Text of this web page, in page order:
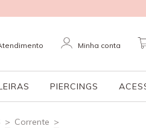
Minha conta
PIERCINGS
> Corrente >